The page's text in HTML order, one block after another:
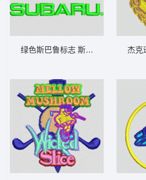
绿色斯巴鲁标志 斯巴鲁subarul车标
杰克